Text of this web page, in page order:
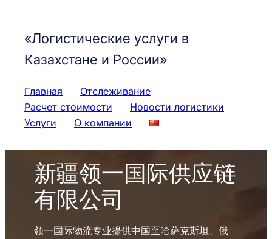
«Логистические услуги в
Казахстане и России»
Главная
Отслеживание
Расчет стоимости
Новости логистики
Услуги
О компании
新疆领一国际供应链
有限公司
领一国际物流专业提供中国至哈萨克斯坦、俄